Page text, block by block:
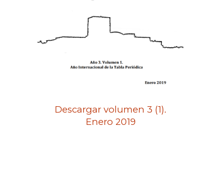
Descargar volumen 3 (1).
Enero 2019